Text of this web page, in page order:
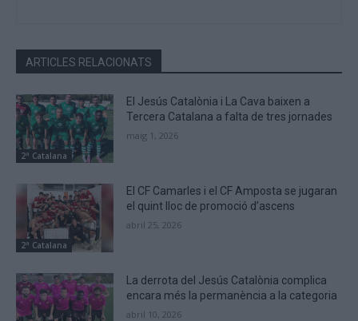
ARTICLES RELACIONATS
2ª Catalana
El Jesús Catalònia i La Cava baixen a
Tercera Catalana a falta de tres jornades
maig 1, 2026
2ª Catalana
El CF Camarles i el CF Amposta se jugaran
el quint lloc de promoció d’ascens
abril 25, 2026
La derrota del Jesús Catalònia complica
encara més la permanència a la categoria
abril 10, 2026